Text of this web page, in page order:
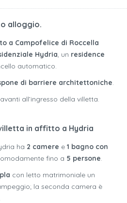
alloggio.
a Campofelice di Roccella
Hydria, un residence
automatico.
di barriere architettoniche.
all’ingresso della villetta.
in affitto a Hydria
ha 2 camere e 1 bagno con
fino a 5 persone.
con letto matrimoniale un
la seconda camera è